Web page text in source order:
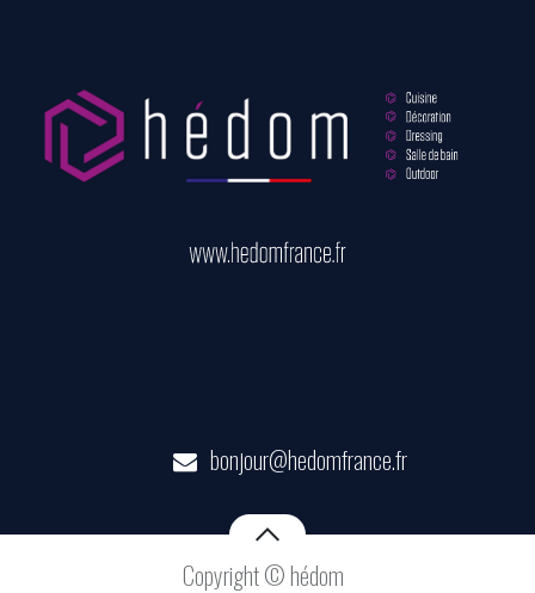
bonjour@hedomfrance.fr
Copyright © hédom